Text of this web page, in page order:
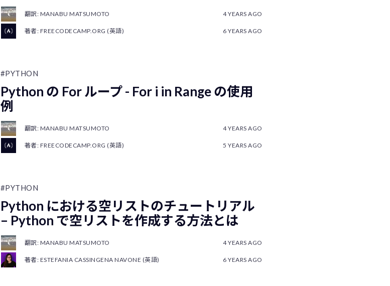
翻訳: MANABU MATSUMOTO 4 YEARS AGO
著者: FREECODECAMP.ORG (英語) 6 YEARS AGO
#PYTHON
Python の For ループ - For i in Range の使用
例
翻訳: MANABU MATSUMOTO 4 YEARS AGO
著者: FREECODECAMP.ORG (英語) 5 YEARS AGO
#PYTHON
Python における空リストのチュートリアル
– Python で空リストを作成する方法とは
翻訳: MANABU MATSUMOTO 4 YEARS AGO
著者: ESTEFANIA CASSINGENA NAVONE (英語) 6 YEARS AGO